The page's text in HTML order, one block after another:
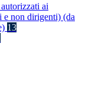
ai
e non dirigenti) (da
13